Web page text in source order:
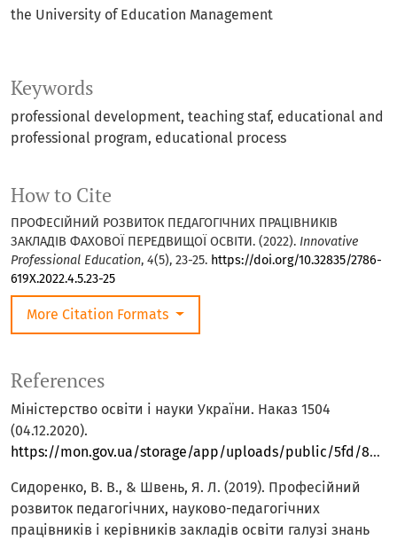
Keywords
professional development teaching staf educational and
professional program educational process
How to Cite
ПРОФЕСІЙНИЙ РОЗВИТОК ПЕДАГОГІЧНИХ ПРАЦІВНИКІВ
ЗАКЛАДІВ ФАХОВОЇ ПЕРЕДВИЩОЇ ОСВІТИ. (2022). Innovative
Professional Education, 4(5), 23-25. https://doi.org/10.32835/2786-
619X.2022.4.5.23-25
More Citation Formats
the University of Education Management
References
Міністерство освіти і науки України. Наказ 1504
(04.12.2020).
https://mon.gov.ua/storage/app/uploads/public/5fd/8e5/df0/5fd8e5df039fc332033916.pdf
Сидоренко, В. В., & Швень, Я. Л. (2019). Професійний
розвиток педагогічних, науково-педагогічних
працівників і керівників закладів освіти галузі знань